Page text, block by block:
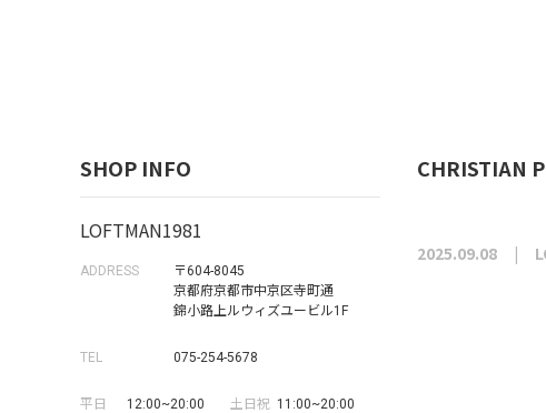
SHOP INFO
LOFTMAN1981
ADDRESS
〒604-8045
京都府京都市中京区寺町通
錦小路上ルウィズユービル1F
TEL 075-254-5678
平日 12:00~20:00 土日祝 11:00~20:00
CHRISTIAN
2025.09.08